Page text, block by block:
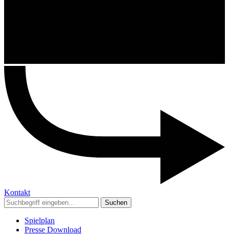
Kontakt
Suchen
Spielplan
Presse Download